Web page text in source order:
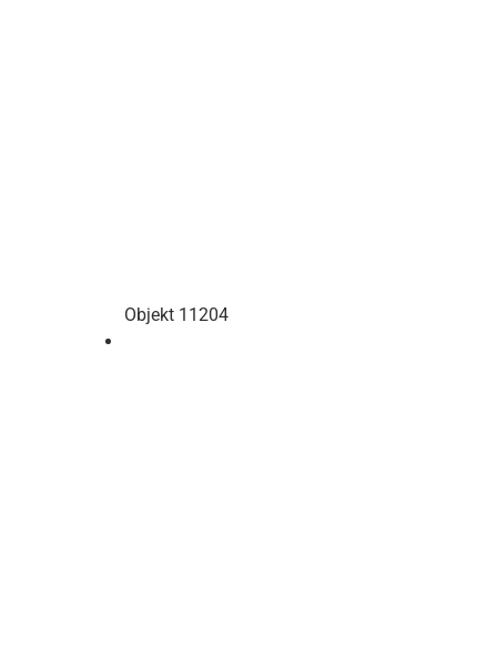
Objekt 11204